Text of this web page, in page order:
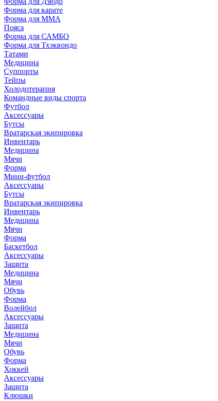
Форма для карате
Форма для MMA
Пояса
Форма для САМБО
Форма для Тхэквондо
Татами
Медицина
Суппорты
Тейпы
Холодотерапия
Командные виды спорта
Футбол
Аксессуары
Бутсы
Вратарская экипировка
Инвентарь
Медицина
Мячи
Форма
Мини-футбол
Аксессуары
Бутсы
Вратарская экипировка
Инвентарь
Медицина
Мячи
Форма
Баскетбол
Аксессуары
Защита
Медицина
Мячи
Обувь
Форма
Волейбол
Аксессуары
Защита
Медицина
Мячи
Обувь
Форма
Хоккей
Аксессуары
Защита
Клюшки